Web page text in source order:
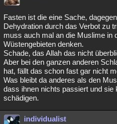
Astronomie
Musik Clash
Übersichten
Besucht Teilgenommen Alle
Lesenswert Schlüsselwörter
Fasten ist die eine Sache,
Dehydration durch das Verbot zu
muss auch mal an die Muslime in
Wüstengebieten denken.
Schade, das Allah das nicht
Aber bei den ganzen anderen
hat, fällt das schon fast gar nicht
Was bleibt da anderes als den
dass ihnen nichts passiert und sie
schädigen.
individualist